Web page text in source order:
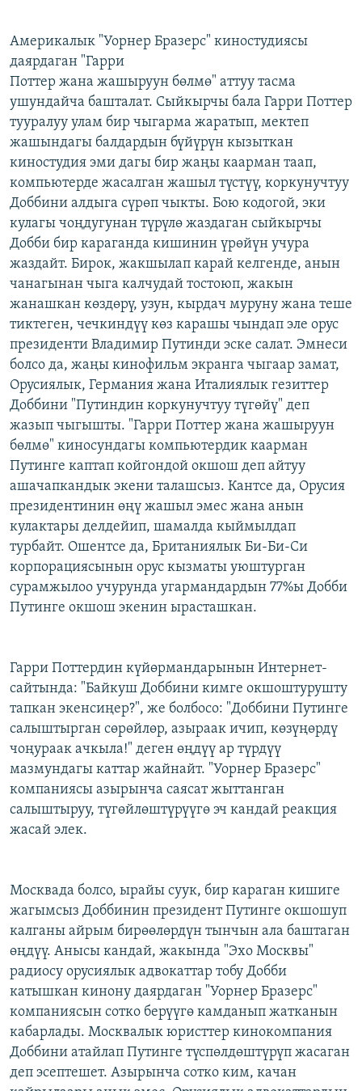
Америкалык "Уорнер Бразерс" киностудиясы
даярдаган "Гарри
Поттер жана жашыруун бөлмө" аттуу тасма
ушундайча башталат. Сыйкырчы бала Гарри Поттер
тууралуу улам бир чыгарма жаратып, мектеп
жашындагы балдардын бүйүрүн кызыткан
киностудия эми дагы бир жаңы каарман таап,
компьютерде жасалган жашыл түстүү, коркунучтуу
Доббини алдыга сүрөп чыкты. Бою кодогой, эки
кулагы чоңдугунан түрүлө жаздаган сыйкырчы
Добби бир караганда кишинин үрөйүн учура
жаздайт. Бирок, жакшылап карай келгенде, анын
чанагынан чыга калчудай тостоюп, жакын
жанашкан көздөрү, узун, кырдач муруну жана теше
тиктеген, чечкиндүү көз карашы чындап эле орус
президенти Владимир Путинди эске салат. Эмнеси
болсо да, жаңы кинофильм экранга чыгаар замат,
Орусиялык, Германия жана Италиялык гезиттер
Доббини "Путиндин коркунучтуу түгөйү" деп
жазып чыгышты. "Гарри Поттер жана жашыруун
бөлмө" киносундагы компьютердик каарман
Путинге каптап койгондой окшош деп айтуу
ашачапкандык экени талашсыз. Кантсе да, Орусия
президентинин өңү жашыл эмес жана анын
кулактары делдейип, шамалда кыймылдап
турбайт. Ошентсе да, Британиялык Би-Би-Си
корпорациясынын орус кызматы уюштурган
сурамжылоо учурунда угармандардын 77%ы Добби
Путинге окшош экенин ырасташкан.
Гарри Поттердин күйөрмандарынын Интернет-
сайтында: "Байкуш Доббини кимге окшоштурушту
тапкан экенсиңер?", же болбосо: "Доббини Путинге
салыштырган сөрөйлөр, азыраак ичип, көзүңөрдү
чоңураак ачкыла!" деген өңдүү ар түрдүү
мазмундагы каттар жайнайт. "Уорнер Бразерс"
компаниясы азырынча саясат жыттанган
салыштыруу, түгөйлөштүрүүгө эч кандай реакция
жасай элек.
Москвада болсо, ырайы суук, бир караган кишиге
жагымсыз Доббинин президент Путинге окшошуп
калганы айрым бирөөлөрдүн тынчын ала баштаган
өңдүү. Анысы кандай, жакында "Эхо Москвы"
радиосу орусиялык адвокаттар тобу Добби
катышкан кинону даярдаган "Уорнер Бразерс"
компаниясын сотко берүүгө камданып жатканын
кабарлады. Москвалык юристтер кинокомпания
Доббини атайлап Путинге түспөлдөштүрүп жасаган
деп эсептешет. Азырынча сотко ким, качан